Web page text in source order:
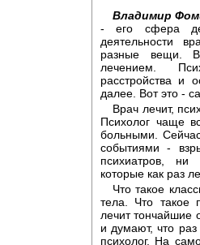
Владимир
- его сфера
деятельности
разные вещи.
лечением.
расстройства и
далее. Вот это -
Врач лечит,
Психолог чаще
больными.
событиями -
психиатров, ни
которые как раз
Что такое
тела. Что такое
лечит тончайшие
и думают, что раз
психолог. На